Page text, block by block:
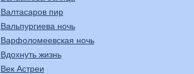
Валтасаров пир
Вальпургиева ночь
Варфоломеевская ночь
Вдохнуть жизнь
Век Астреи